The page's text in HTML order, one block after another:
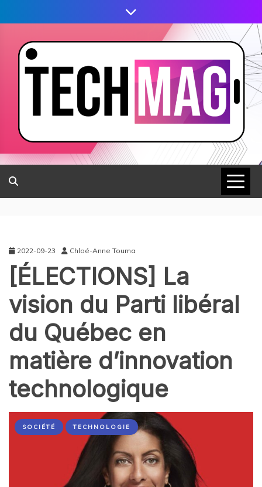
2022-09-23 Chloé-Anne Touma
[ÉLECTIONS] La
vision du Parti libéral
du Québec en
matière d’innovation
technologique
SOCIÉTÉ TECHNOLOGIE